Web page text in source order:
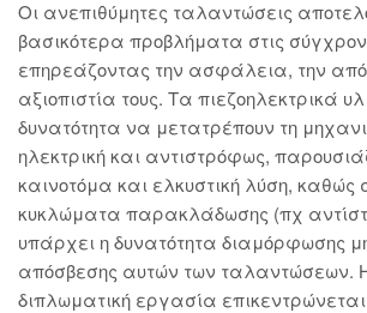
Οι ανεπιθύμητες ταλαντώσεις
βασικότερα προβλήματα στις
επηρεάζοντας την ασφάλεια, την
αξιοπιστία τους. Τα πιεζοηλεκτρικά
δυνατότητα να μετατρέπουν τη
ηλεκτρική και αντιστρόφως,
καινοτόμα και ελκυστική λύση,
κυκλώματα παρακλάδωσης (πχ
υπάρχει η δυνατότητα διαμόρφωσης
απόσβεσης αυτών των ταλαντώσεων.
διπλωματική εργασία